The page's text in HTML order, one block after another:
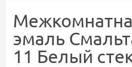
эмаль
11 Белый